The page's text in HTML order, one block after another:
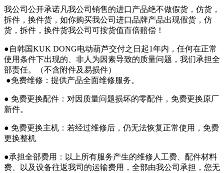
我公司公开承诺凡我公司销售的进口产品绝不做假货，仿货，
拆件，换件货，如你购买我公司进口品牌产品出现假货，仿
货，拆件，换件货我公司可按货值百倍赔偿！
●自韩国KUK DONG电动葫芦交付之日起1年内，任何在正常
使用条件下出现的、非人为因素导致的质量问题，我们承担全
部责任。（不含附件及易损件）
●免费维修：提供产品全面维修服务。
● 免费更换配件：对因质量问题损坏的零配件，免费更换原厂
新件。
● 免费更换主机：若经过维修后，仍无法恢复正常使用，免费
更换整机
●承担全部费用：以上所有服务产生的维修人工费、配件材料
费、以及设备往返我司的运输费用，全部由我公司承担，您无